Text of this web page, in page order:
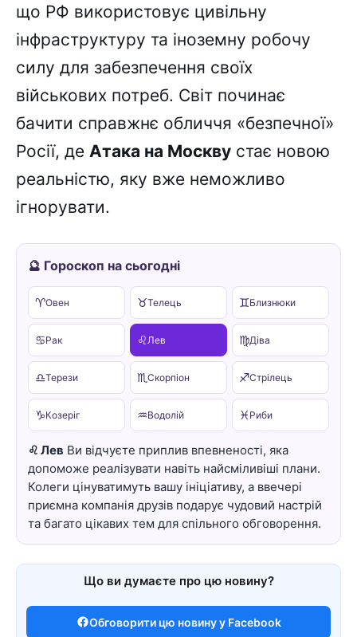
що РФ використовує цивільну
інфраструктуру та іноземну робочу
силу для забезпечення своїх
військових потреб. Світ починає
бачити справжнє обличчя «безпечної»
Росії, де Атака на Москву стає новою
реальністю, яку вже неможливо
ігнорувати.
🔮 Гороскоп на сьогодні
♈Овен ♉Телець ♊Близнюки
♋Рак ♌ Лев ♍Діва
♎Терези ♏Скорпіон ♐Стрілець
♑Козеріг ♒Водолій ♓ Риби
♌ Лев Ви відчуєте приплив впевненості, яка
допоможе реалізувати навіть найсміливіші плани.
Колеги цінуватимуть вашу ініціативу, а ввечері
приємна компанія друзів подарує чудовий настрій
та багато цікавих тем для спільного обговорення.
Що ви думаєте про цю новину?
Обговорити цю новину у Facebook